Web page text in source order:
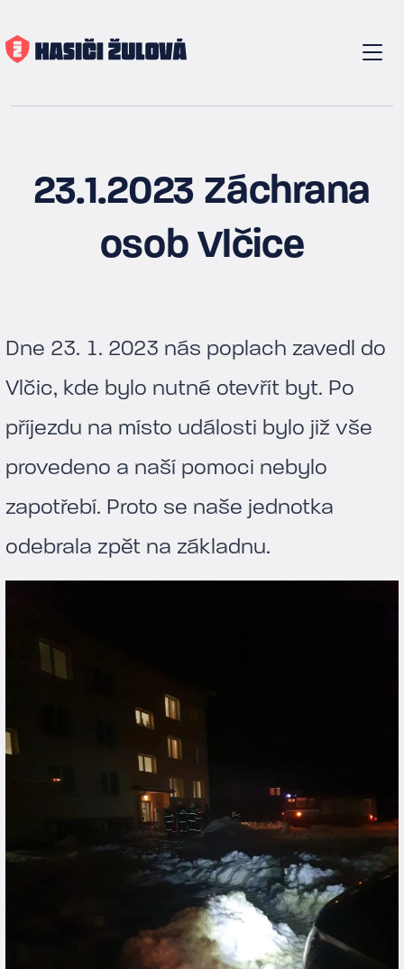
23.1.2023 Záchrana
osob Vlčice
Dne 23. 1. 2023 nás poplach zavedl do
Vlčic, kde bylo nutné otevřít byt. Po
příjezdu na místo události bylo již vše
provedeno a naší pomoci nebylo
zapotřebí. Proto se naše jednotka
odebrala zpět na základnu.